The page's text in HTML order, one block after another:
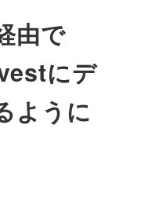
由で
にデ
ように